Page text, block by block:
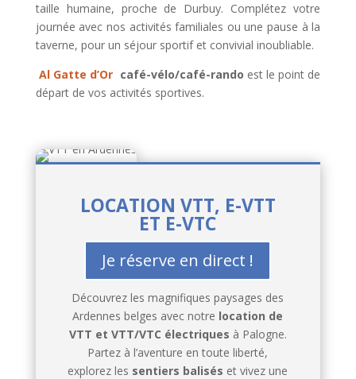
taille humaine, proche de Durbuy. Complétez votre
journée avec nos activités familiales ou une pause à la
taverne, pour un séjour sportif et convivial inoubliable.
Al Gatte d’Or café-vélo/café-rando est le point de
départ de vos activités sportives.
LOCATION VTT, E-VTT
ET E-VTC
Je réserve en direct !
Découvrez les magnifiques paysages des
Ardennes belges avec notre location de
VTT et VTT/VTC électriques à Palogne.
Partez à l’aventure en toute liberté,
explorez les sentiers balisés et vivez une